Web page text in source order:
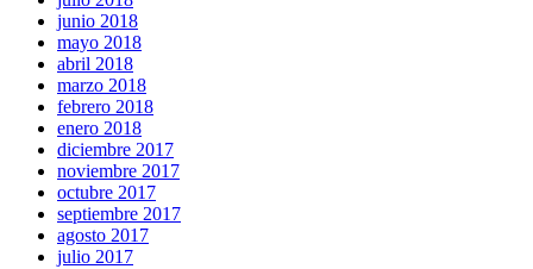
junio 2018
mayo 2018
abril 2018
marzo 2018
febrero 2018
enero 2018
diciembre 2017
noviembre 2017
octubre 2017
septiembre 2017
agosto 2017
julio 2017